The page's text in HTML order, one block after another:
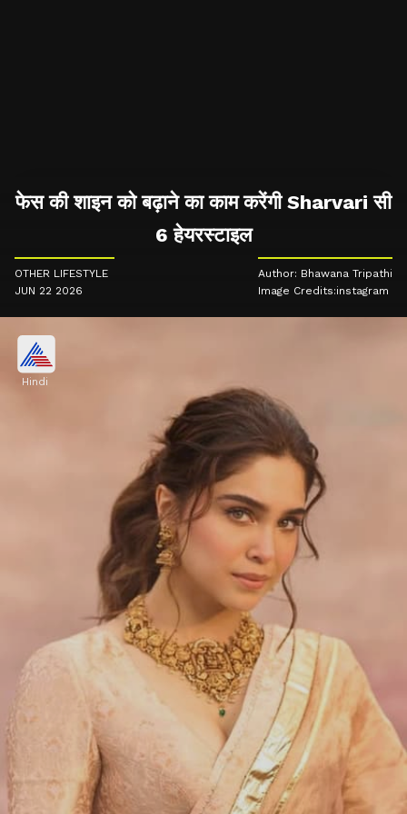
फेस की शाइन को बढ़ाने का काम करेंगी Sharvari सी
6 हेयरस्टाइल
OTHER LIFESTYLE
JUN 22 2026
Author: Bhawana Tripathi
Image Credits:instagram
Hindi